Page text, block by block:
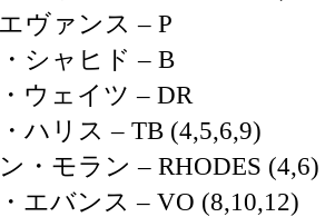
ヴァンス – P
シャヒド – B
ウェイツ – DR
ハリス – TB (4,5,6,9)
・モラン – RHODES (4,6)
エバンス – VO (8,10,12)